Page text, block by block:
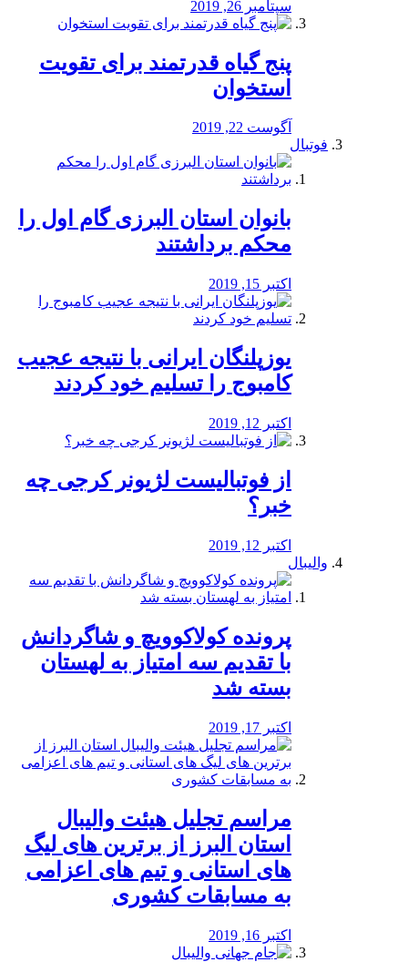
سپتامبر 26, 2019
پنج گیاه قدرتمند برای تقویت
استخوان
آگوست 22, 2019
فوتبال
بانوان استان البرزی گام اول را
محكم برداشتند
اکتبر 15, 2019
یوزپلنگان ایرانی با نتیجه عجیب
کامبوج را تسلیم خود کردند
اکتبر 12, 2019
از فوتبالیست لژیونر کرجی چه
خبر؟
اکتبر 12, 2019
والیبال
پرونده کولاکوویچ و شاگردانش
با تقدیم سه امتیاز به لهستان
بسته شد
اکتبر 17, 2019
مراسم تجلیل هیئت والیبال
استان البرز از برترین های لیگ
های استانی و تیم های اعزامی
به مسابقات کشوری
اکتبر 16, 2019